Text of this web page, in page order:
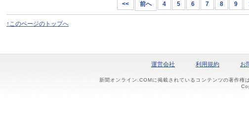
<< 前へ 4 5 6 7 8 9
↑このページのトップへ
運営会社 利用規約 お
新聞オンライン.COMに掲載されているコンテンツの著作権